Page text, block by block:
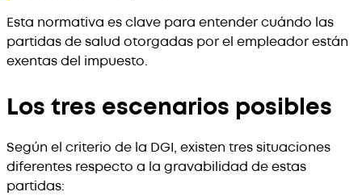
Esta normativa es clave para entender cuándo las
partidas de salud otorgadas por el empleador están
exentas del impuesto.
Los tres escenarios posibles
Según el criterio de la DGI, existen tres situaciones
diferentes respecto a la gravabilidad de estas
partidas: